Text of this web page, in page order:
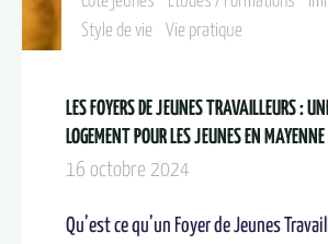
Style de vie
Vie pratique
LES FOYERS DE JEUNES TRAVAILLEURS :
LOGEMENT POUR LES JEUNES EN MAYENNE
16 octobre 2024
Qu’est ce qu’un Foyer de Jeunes